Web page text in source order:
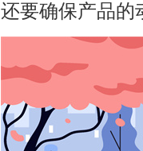
还要确保产品的